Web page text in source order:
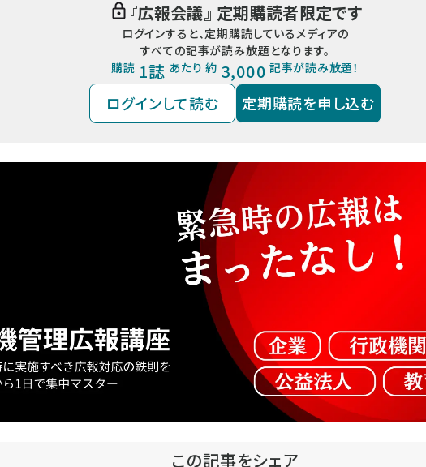
『広報会議』 定期購読者限定です
ログインすると、定期購読しているメディアの
すべての記事が読み放題となります。
購読 1誌 あたり 約 3,000 記事が読み放題！
ログインして読む 定期購読を申し込む
この記事をシェア